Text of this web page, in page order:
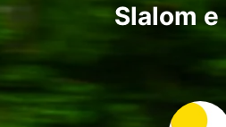
Slalom e